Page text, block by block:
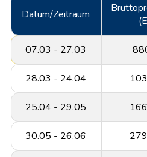
Datum/Zeitraum
07.03 - 27.03
28.03 - 24.04
25.04 - 29.05
30.05 - 26.06